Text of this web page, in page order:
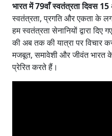
भारत में 79वाँ स्वतंत्रता दिवस
स्वतंत्रता, प्रगति और एकता के
हम स्वतंत्रता सेनानियों द्वारा दिए
की अब तक की यात्रा पर विचार
मजबूत, समावेशी और जीवंत भारत
प्रेरित करते हैं।